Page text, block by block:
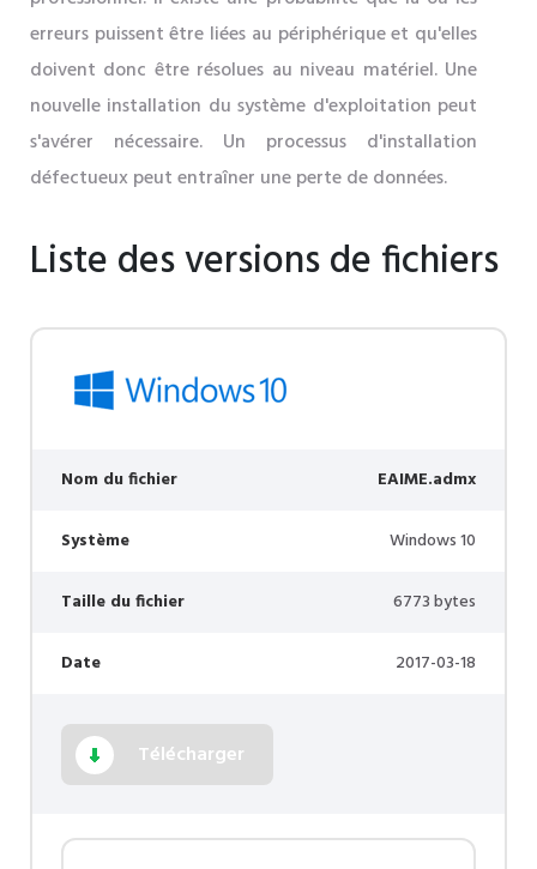
erreurs puissent être liées au périphérique et qu'elles
doivent donc être résolues au niveau matériel. Une
nouvelle installation du système d'exploitation peut
s'avérer nécessaire. Un processus d'installation
défectueux peut entraîner une perte de données.
Liste des versions de fichiers
Nom du fichier EAIME.admx
Système Windows 10
Taille du fichier 6773 bytes
Date 2017-03-18
Télécharger